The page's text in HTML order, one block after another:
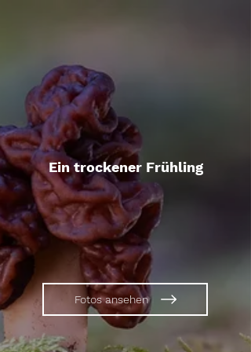
Ein trockener Frühling
Fotos ansehen